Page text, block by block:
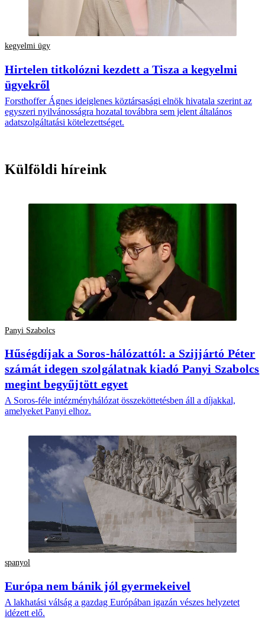
kegyelmi ügy
Hirtelen titkolózni kezdett a Tisza a kegyelmi
ügyekről
Forsthoffer Ágnes ideiglenes köztársasági elnök hivatala szerint az
egyszeri nyilvánosságra hozatal továbbra sem jelent általános
adatszolgáltatási kötelezettséget.
Külföldi híreink
Panyi Szabolcs
Hűségdíjak a Soros-hálózattól: a Szijjártó Péter
számát idegen szolgálatnak kiadó Panyi Szabolcs
megint begyűjtött egyet
A Soros-féle intézményhálózat összeköttetésben áll a díjakkal,
amelyeket Panyi elhoz.
spanyol
Európa nem bánik jól gyermekeivel
A lakhatási válság a gazdag Európában igazán vészes helyzetet
idézett elő.